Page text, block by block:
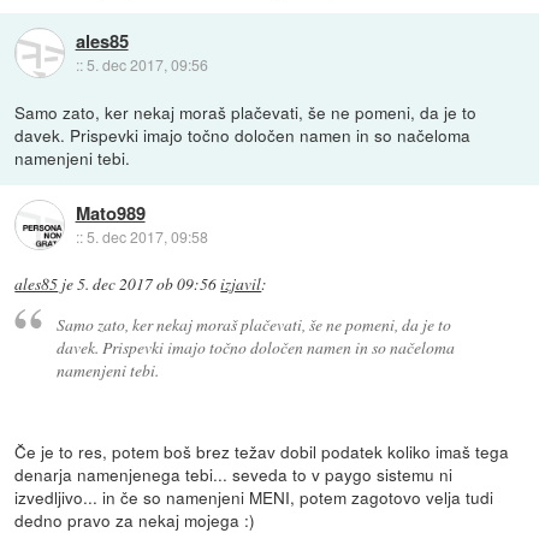
ales85
:: 5. dec 2017, 09:56
Samo zato, ker nekaj moraš plačevati, še ne pomeni, da je to
davek. Prispevki imajo točno določen namen in so načeloma
namenjeni tebi.
Mato989
::5. dec 2017, 09:58
ales85 je5. dec 2017 ob 09:56izjavil:
Samo zato, ker nekaj moraš plačevati, še ne pomeni, da je to
davek. Prispevki imajo točno določen namen in so načeloma
namenjeni tebi.
Če je to res, potem boš brez težav dobil podatek koliko imaš tega
denarja namenjenega tebi... seveda to v paygo sistemu ni
izvedljivo... in če so namenjeni MENI, potem zagotovo velja tudi
dedno pravo za nekaj mojega :)